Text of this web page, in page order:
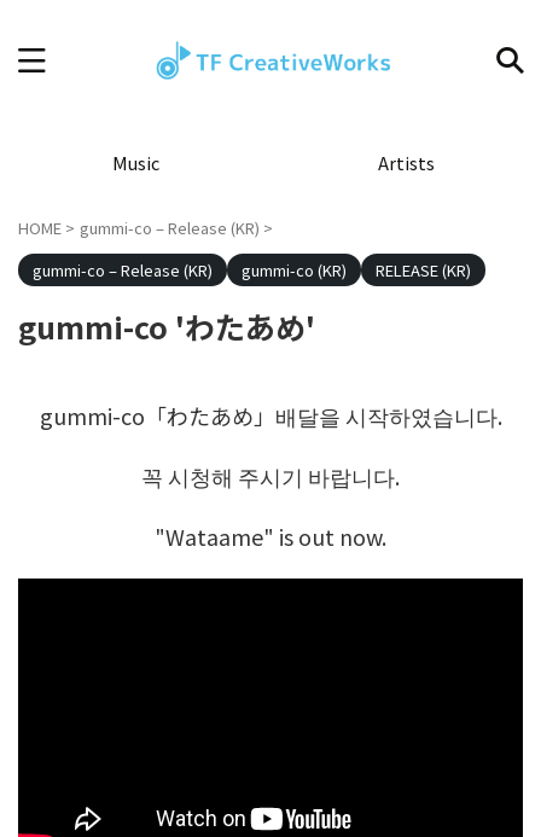
Music Artists
HOME > gummi-co – Release (KR) >
gummi-co – Release (KR)
gummi-co (KR) RELEASE (KR)
gummi-co 'わたあめ'
gummi-co「わたあめ」배달을 시작하였습니다.
꼭 시청해 주시기 바랍니다.
"Wataame" is out now.